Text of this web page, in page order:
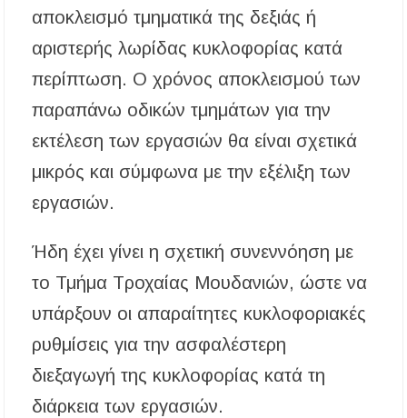
αποκλεισμό τμηματικά της δεξιάς ή
αριστερής λωρίδας κυκλοφορίας κατά
περίπτωση. Ο χρόνος αποκλεισμού των
παραπάνω οδικών τμημάτων για την
εκτέλεση των εργασιών θα είναι σχετικά
μικρός και σύμφωνα με την εξέλιξη των
εργασιών.
Ήδη έχει γίνει η σχετική συνεννόηση με
το Τμήμα Τροχαίας Μουδανιών, ώστε να
υπάρξουν οι απαραίτητες κυκλοφοριακές
ρυθμίσεις για την ασφαλέστερη
διεξαγωγή της κυκλοφορίας κατά τη
διάρκεια των εργασιών.